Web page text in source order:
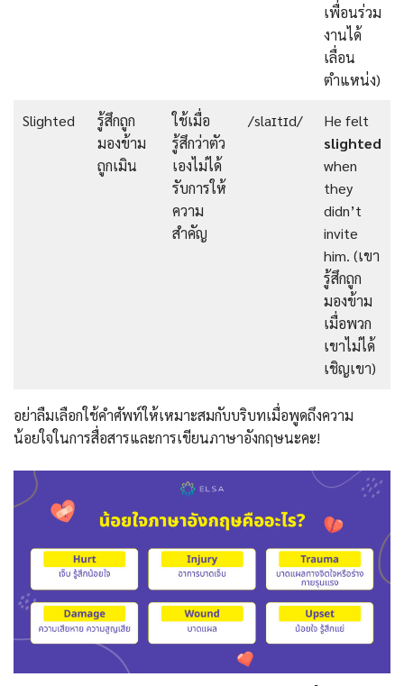
เพื่อนร่วม
งานได้
เลื่อน
ตำแหน่ง)
Slighted
รู้สึกถูก
มองข้าม
ถูกเมิน
ใช้เมื่อ
รู้สึกว่าตัว
เองไม่ได้
รับการให้
ความ
สำคัญ
/slaɪtɪd/
He felt
slighted
when
they
didn’t
invite
him. (เขา
รู้สึกถูก
มองข้าม
เมื่อพวก
เขาไม่ได้
เชิญเขา)
อย่าลืมเลือกใช้คำศัพท์ให้เหมาะสมกับบริบทเมื่อพูดถึงความ
น้อยใจในการสื่อสารและการเขียนภาษาอังกฤษนะคะ!